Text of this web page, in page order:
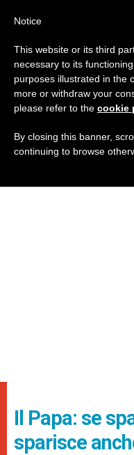
Il Papa: se
sparisce
Notice
This website or its third
necessary to its
purposes illustrated in the
more or withdraw your
please refer to the cookie
By closing this banner,
continuing to browse